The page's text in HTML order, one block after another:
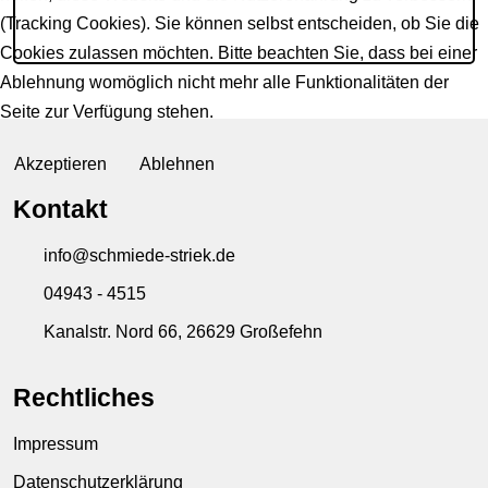
Kontakt
info@schmiede-striek.de
04943 - 4515
Kanalstr. Nord 66, 26629 Großefehn
Rechtliches
Impressum
Datenschutzerklärung
(Tracking Cookies). Sie können selbst entscheiden, ob Sie die
Cookies zulassen möchten. Bitte beachten Sie, dass bei einer
Ablehnung womöglich nicht mehr alle Funktionalitäten der
Seite zur Verfügung stehen.
Akzeptieren Ablehnen